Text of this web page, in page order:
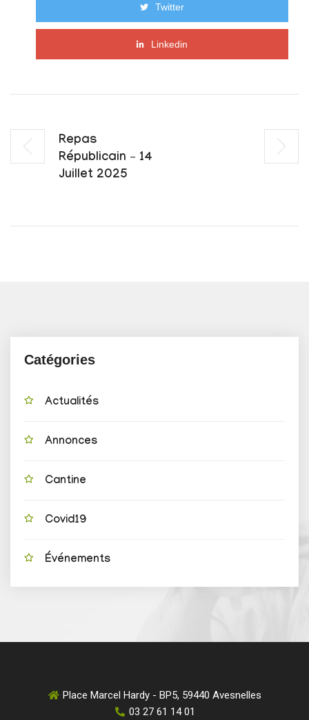
Twitter
Linkedin
Repas
Républicain – 14
Juillet 2025
Catégories
Actualités
Annonces
Cantine
Covid19
Événements
Place Marcel Hardy - BP5, 59440 Avesnelles
03 27 61 14 01